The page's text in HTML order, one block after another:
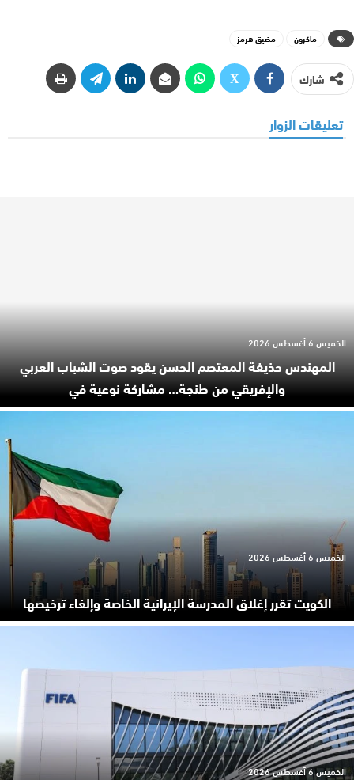
ماكرون مضيق هرمز
شارك
تعليقات الزوار
المهندس حذيفة المعتصم الحسن يقود صوت الشباب العربي
والإفريقي من طنجة… مشاركة نوعية في
الخميس 6 أغسطس 2026
الكويت تقرر إغلاق المدرسة الإيرانية الخاصة وإلغاء ترخيصها
الخميس 6 أغسطس 2026
الخميس 6 أغسطس 2026